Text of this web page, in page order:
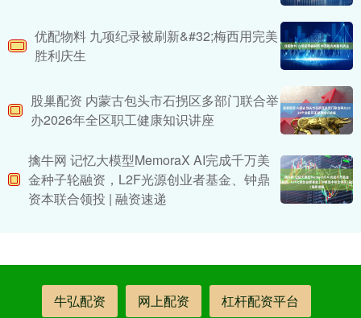
优配物料 九项纪录被刷新&#32;梅西用完美
胜利庆生
股巢配资 内蒙古包头市石拐区多部门联合举
办2026年全区职工健康知识讲座
擒牛网 记忆大模型MemoraX AI完成千万美
金种子轮融资，L2F光源创业者基金、钟鼎
资本联合领投 | 融资速递
牛弘配资 网上配资 杠杆配资平台